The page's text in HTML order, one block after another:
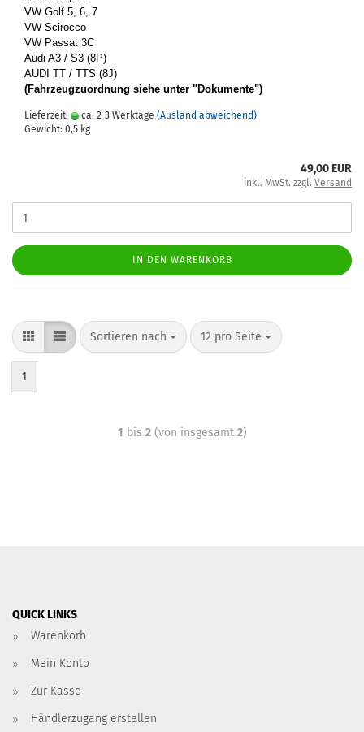
VW Golf 5, 6, 7
VW Sci­roc­co
VW Pas­sat 3C
Audi A3 / S3 (8P)
AUDI TT / TTS (8J)
(Fahr­zeug­zu­ord­nung siehe unter "Do­ku­men­te")
Lieferzeit: ca. 2-3 Werktage (Ausland abweichend)
Gewicht: 0,5 kg
49,00 EUR
inkl. MwSt. zzgl. Versand
IN DEN WARENKORB
Sortieren nach 12 pro Seite
1
1 bis 2(von insgesamt 2)
QUICK LINKS
Warenkorb
Mein Konto
Zur Kasse
Händlerzugang erstellen